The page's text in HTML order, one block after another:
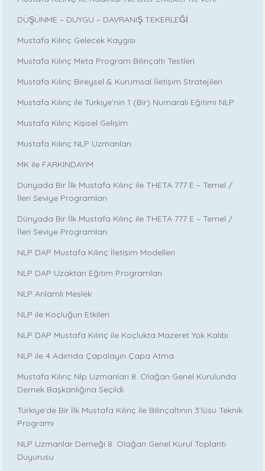
DÜŞÜNME – DUYGU – DAVRANIŞ TEKERLEĞİ
Mustafa Kılınç Gelecek Kaygısı
Mustafa Kılınç Meta Program Bilinçaltı Testleri
Mustafa Kılınç Bireysel & Kurumsal İletişim Stratejileri
Mustafa Kılınç ile Türkiye’nin 1 (Bir) Numaralı Eğitimi NLP
Mustafa Kılınç Kişisel Gelişim
Mustafa Kılınç NLP Uzmanları
MK ile FARKINDAYIM
Dünyada Bir İlk Mustafa Kılınç ile THETA 777 E – Temel /
İleri Seviye Programları
Dünyada Bir İlk Mustafa Kılınç ile THETA 777 E – Temel /
İleri Seviye Programları
NLP DAP Mustafa Kılınç İletişim Modelleri
NLP DAP Uzaktan Eğitim Programları
NLP Anlamlı Meslek
NLP ile Koçluğun Etkileri
NLP DAP Mustafa Kılınç ile Koçlukta Mazeret Yok Kalıbı
NLP ile 4 Adımda Çapalayın Çapa Atma
Mustafa Kılınç Nlp Uzmanları 8. Olağan Genel Kurulunda
Dernek Başkanlığına Seçildi
Türkiye’de Bir İlk Mustafa Kılınç ile Bilinçaltının 3’lüsü Teknik
Programı
NLP Uzmanlar Derneği 8. Olağan Genel Kurul Toplantı
Duyurusu